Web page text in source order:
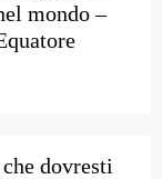
mondo –
dovresti